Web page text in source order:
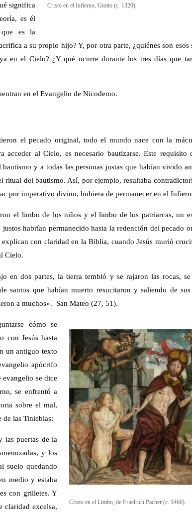
Cristo en el Infierno, Giotto (c. 1320).
significa
es él
que es la
a su propio hijo? Y, por otra parte, ¿quiénes son esos
en el Cielo? ¿Y qué ocurre durante los tres días que
en el Evangelio de Nicodemo.
el pecado original, todo el mundo nace con la
al Cielo, es necesario bautizarse. Este requisito
y a todas las personas justas que habían vivido
ritual del bautismo. Así, por ejemplo, resultaba
por imperativo divino, hubiera de permanecer en el
el limbo de los niños y el limbo de los patriarcas, un
habrían permanecido hasta la redención del pecado
con claridad en la Biblia, cuando Jesús murió
Cielo.
en dos partes, la tierra tembló y se rajaron las rocas, se
santos que habían muerto resucitaron y saliendo de sus
a muchos». San Mateo (27, 51).
Cristo en el Limbo, de Friedrich Pacher (c. 1460).
cómo se
con Jesús hasta
un antiguo texto
apócrifo
se dice
se enfrentó a
sobre el mal,
las Tinieblas:
las puertas de la
y los
suelo quedando
medio y estaba
con grilletes. Y
claridad excelsa,